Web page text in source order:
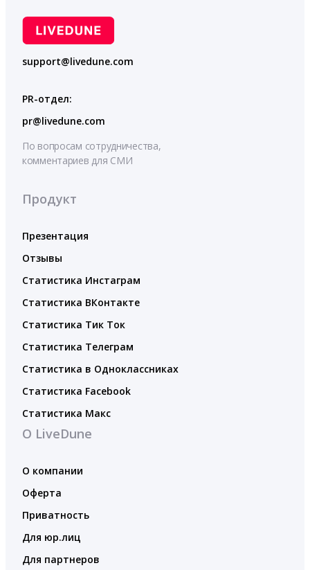
support@livedune.com
PR-отдел:
pr@livedune.com
По вопросам сотрудничества,
комментариев для СМИ
Продукт
Презентация
Отзывы
Статистика Инстаграм
Статистика ВКонтакте
Статистика Тик Ток
Статистика Телеграм
Статистика в Одноклассниках
Статистика Facebook
Статистика Макс
О LiveDune
О компании
Оферта
Приватность
Для юр.лиц
Для партнеров